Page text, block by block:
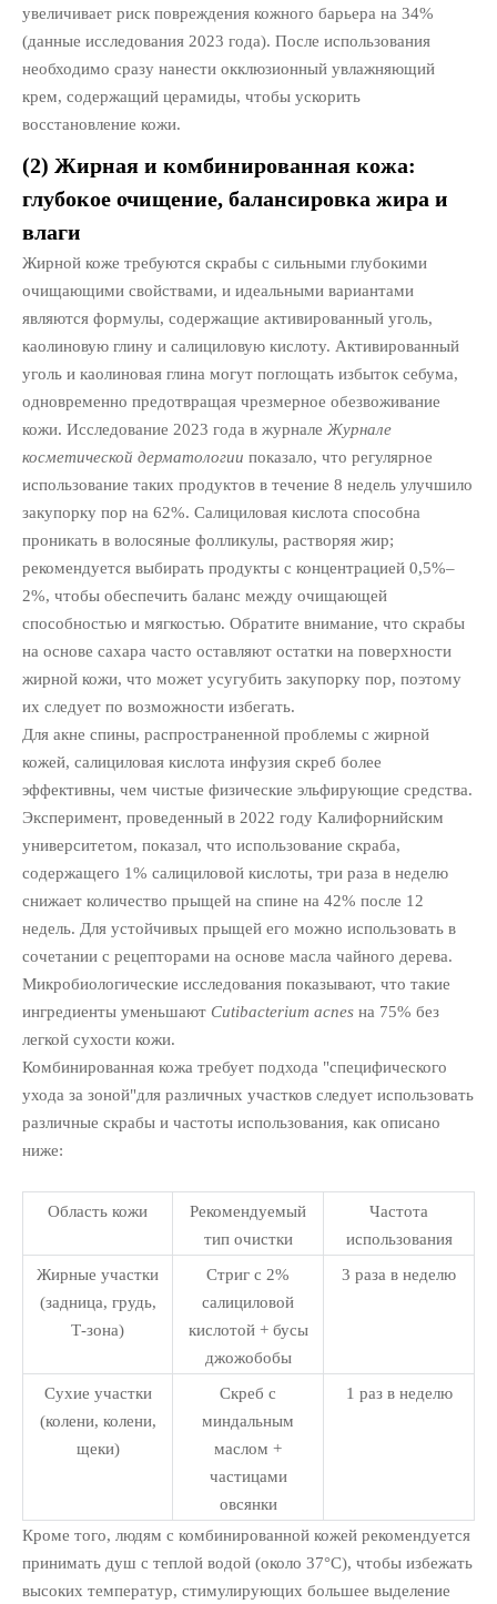
увеличивает риск повреждения кожного барьера на 34%
(данные исследования 2023 года). После использования
необходимо сразу нанести окклюзионный увлажняющий
крем, содержащий церамиды, чтобы ускорить
восстановление кожи.
(2) Жирная и комбинированная кожа:
глубокое очищение, балансировка жира и
влаги
Жирной коже требуются скрабы с сильными глубокими
очищающими свойствами, и идеальными вариантами
являются формулы, содержащие активированный уголь,
каолиновую глину и салициловую кислоту. Активированный
уголь и каолиновая глина могут поглощать избыток себума,
одновременно предотвращая чрезмерное обезвоживание
кожи. Исследование 2023 года в журнале Журнале
косметической дерматологии показало, что регулярное
использование таких продуктов в течение 8 недель улучшило
закупорку пор на 62%. Салициловая кислота способна
проникать в волосяные фолликулы, растворяя жир;
рекомендуется выбирать продукты с концентрацией 0,5%–
2%, чтобы обеспечить баланс между очищающей
способностью и мягкостью. Обратите внимание, что скрабы
на основе сахара часто оставляют остатки на поверхности
жирной кожи, что может усугубить закупорку пор, поэтому
их следует по возможности избегать.
Для акне спины, распространенной проблемы с жирной
кожей, салициловая кислота инфузия скреб более
эффективны, чем чистые физические эльфирующие средства.
Эксперимент, проведенный в 2022 году Калифорнийским
университетом, показал, что использование скраба,
содержащего 1% салициловой кислоты, три раза в неделю
снижает количество прыщей на спине на 42% после 12
недель. Для устойчивых прыщей его можно использовать в
сочетании с рецепторами на основе масла чайного дерева.
Микробиологические исследования показывают, что такие
ингредиенты уменьшают Cutibacterium acnes на 75% без
легкой сухости кожи.
Комбинированная кожа требует подхода "специфического
ухода за зоной"для различных участков следует использовать
различные скрабы и частоты использования, как описано
ниже:
Область кожи
Рекомендуемый
тип очистки
Частота
использования
Жирные участки
(задница, грудь,
Т-зона)
Стриг с 2%
салициловой
кислотой + бусы
джожобобы
3 раза в неделю
Сухие участки
(колени, колени,
щеки)
Скреб с
миндальным
маслом +
частицами
овсянки
1 раз в неделю
Кроме того, людям с комбинированной кожей рекомендуется
принимать душ с теплой водой (около 37°C), чтобы избежать
высоких температур, стимулирующих большее выделение